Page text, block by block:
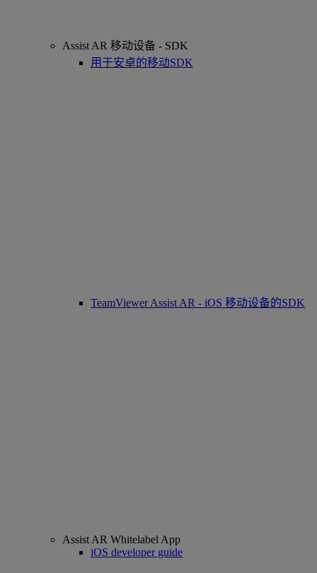
Assist AR 移动设备 - SDK
用于安卓的移动SDK
TeamViewer Assist AR - iOS 移动设备的SDK
Assist AR Whitelabel App
iOS developer guide